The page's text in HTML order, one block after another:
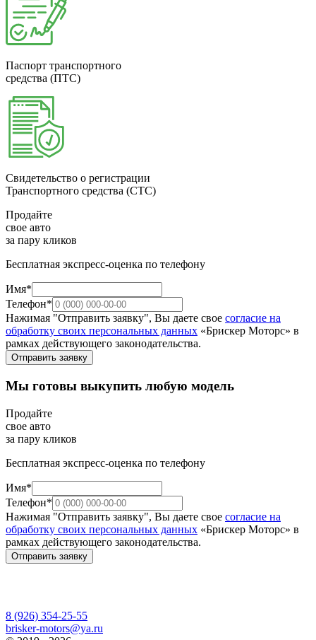
Паспорт транспортного
средства (ПТС)
Свидетельство о регистрации
Транспортного средства (СТС)
Продайте
свое авто
за пару кликов
Бесплатная экспресс-оценка по телефону
Имя*
Телефон*
Нажимая "Отправить заявку", Вы даете свое согласие на
обработку своих персональных данных «Брискер Моторс» в
рамках действующего законодательства.
Отправить заявку
Мы готовы выкупить любую модель
Продайте
свое авто
за пару кликов
Бесплатная экспресс-оценка по телефону
Имя*
Телефон*
Нажимая "Отправить заявку", Вы даете свое согласие на
обработку своих персональных данных «Брискер Моторс» в
рамках действующего законодательства.
Отправить заявку
8 (926) 354-25-55
brisker-motors@ya.ru